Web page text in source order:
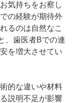
気持ちをお察し
の経験が期待外
るのは自然なこ
、歯医者Bでの連
を増大させてい
的な違いや材料
説明不足が影響